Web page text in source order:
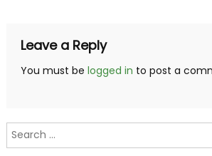
Leave a Reply
You must be logged in to post a
Search
for: